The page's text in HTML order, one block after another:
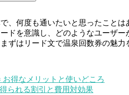
、何度も通いたいと思ったこと
ドを意識し、どのようなユーザ
ずはリード文で温泉回数券の魅力
お得なメリットと使いどころ
られる割引と費用対効果